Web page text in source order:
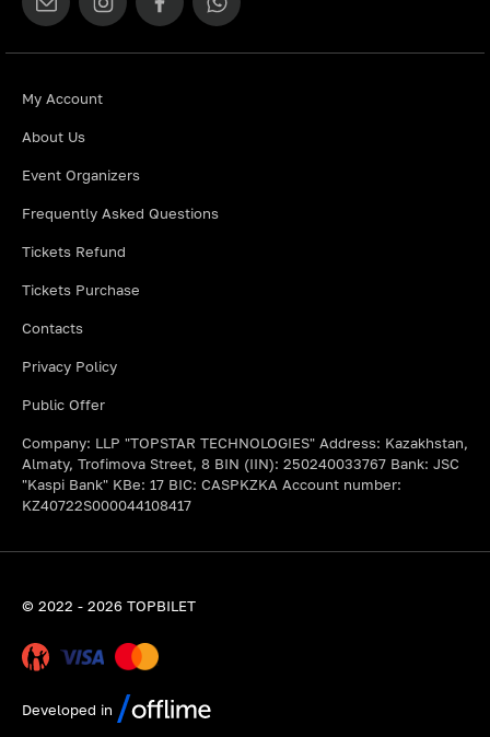
My Account
About Us
Event Organizers
Frequently Asked Questions
Tickets Refund
Tickets Purchase
Contacts
Privacy Policy
Public Offer
Company: LLP "TOPSTAR TECHNOLOGIES" Address: Kazakhstan,
Almaty, Trofimova Street, 8 BIN (IIN): 250240033767 Bank: JSC
"Kaspi Bank" KBe: 17 BIC: CASPKZKA Account number:
KZ40722S000044108417
© 2022 - 2026 TOPBILET
Developed in